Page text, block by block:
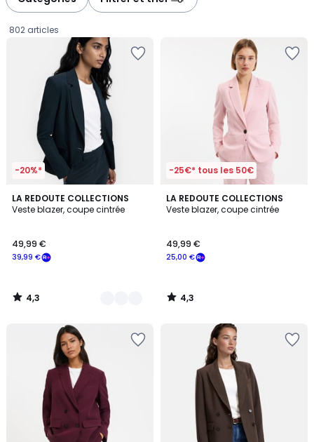
802 articles
-20%*
LA REDOUTE COLLECTIONS
Veste blazer, coupe cintrée
€
souscrivez
notre
programme
39,99 €
49,99 €
4,3
/ 5
3
Couleurs
4,3
/
-25€* tous les 50€
LA REDOUTE COLLECTIONS
Veste blazer, coupe cintrée
25,00 €
49,99 €
4,3
/ 5
4,3
/